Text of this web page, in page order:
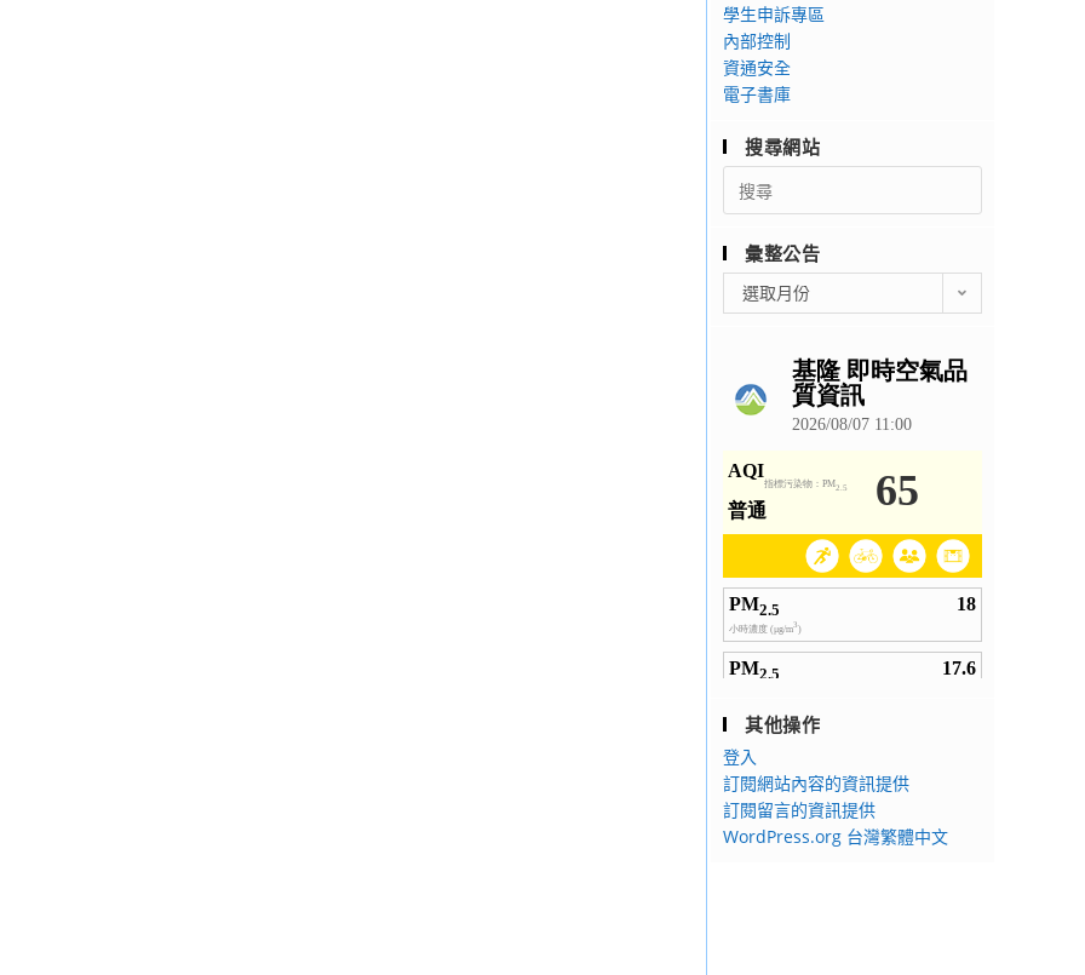
學生申訴專區
內部控制
資通安全
電子書庫
搜尋網站
Search
for:
彙整公告
整
選取月份
其他操作
登入
訂閱網站內容的資訊提供
訂閱留言的資訊提供
WordPress.org 台灣繁體中文